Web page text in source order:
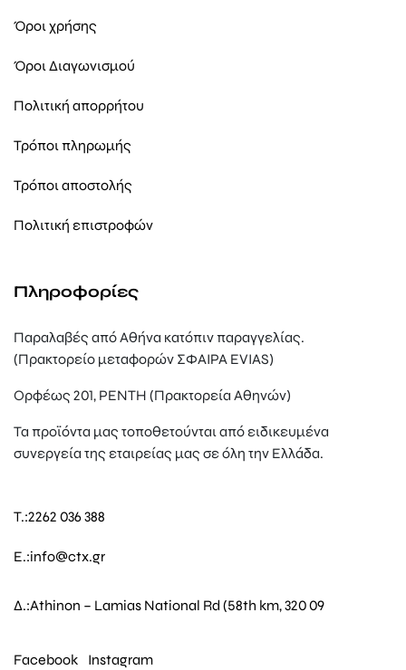
Όροι χρήσης
Όροι Διαγωνισμού
Πολιτική απορρήτου
Τρόποι πληρωμής
Τρόποι αποστολής
Πολιτική επιστροφών
Πληροφορίες
Παραλαβές από Αθήνα κατόπιν παραγγελίας.
(Πρακτορείο μεταφορών ΣΦΑΙΡΑ EVIAS)
Ορφέως 201, ΡΕΝΤΗ (Πρακτορεία Αθηνών)
Τα προϊόντα μας τοποθετούνται από ειδικευμένα
συνεργεία της εταιρείας μας σε όλη την Ελλάδα.
T.:2262 036 388
E.:info@ctx.gr
Δ.:Athinon – Lamias National Rd (58th km, 320 09
Facebook Instagram